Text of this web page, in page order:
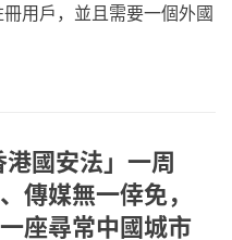
用戶，並且需要一個外國
國安法」一周
傳媒無一倖免，
座尋常中國城市